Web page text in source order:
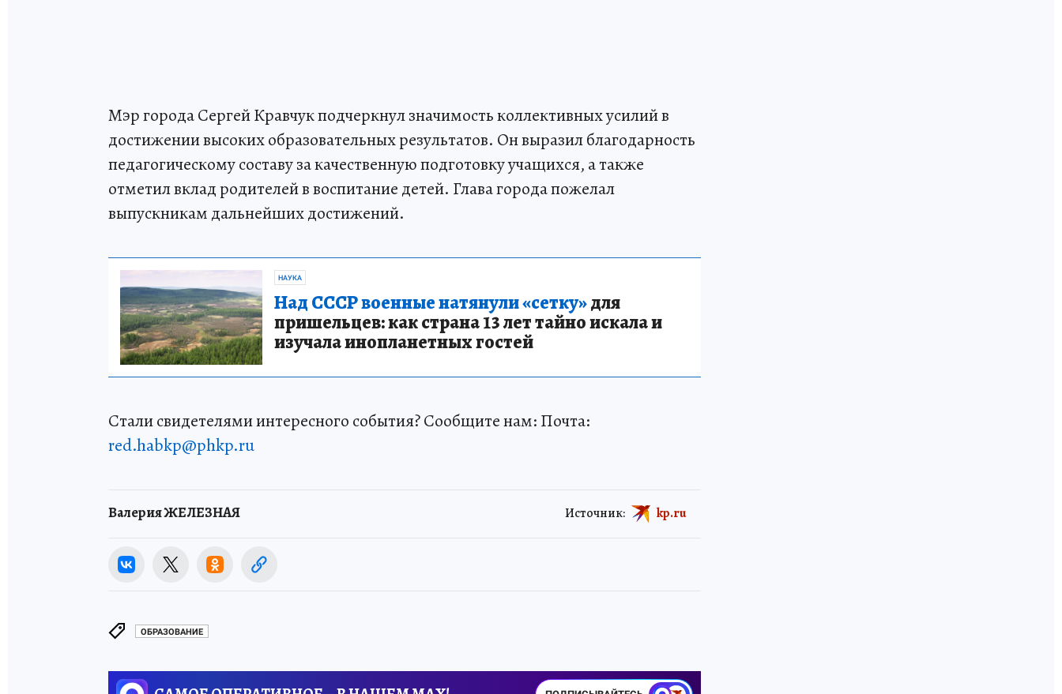
Мэр города Сергей Кравчук подчеркнул значимость коллективных усилий в
достижении высоких образовательных результатов. Он выразил благодарность
педагогическому составу за качественную подготовку учащихся, а также
отметил вклад родителей в воспитание детей. Глава города пожелал
выпускникам дальнейших достижений.
НАУКА
Над СССР военные натянули «сетку»для
пришельцев: как страна 13 лет тайно искала и
изучала инопланетных гостей
Стали свидетелями интересного события? Сообщите нам: Почта:
red.habkp@phkp.ru
Валерия ЖЕЛЕЗНАЯ Источник: kp.ru
ОБРАЗОВАНИЕ